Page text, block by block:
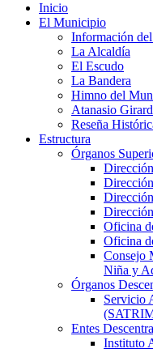
Inicio
El Municipio
Información
La Alcaldía
El Escudo
La Bandera
Himno del
Atanasio
Reseña
Estructura
Órganos
Oficina
Oficina
Consejo
Niña y
Órganos
Servicio
Entes
Instituto